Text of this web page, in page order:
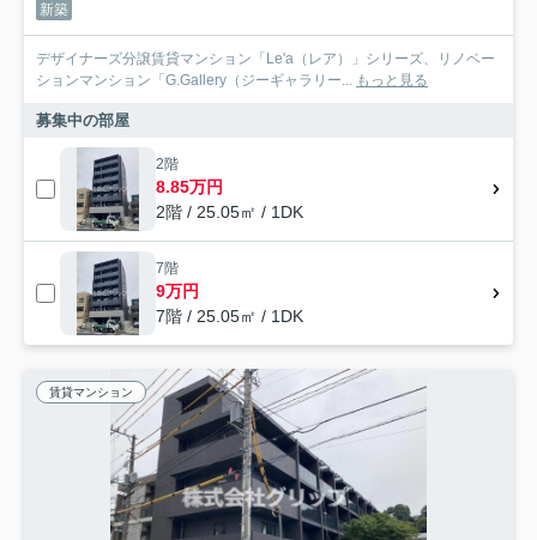
新築
デザイナーズ分譲賃貸マンション「Le'a（レア）」シリーズ、リノベー
ションマンション「G.Gallery（ジーギャラリー... もっと見る
募集中の部屋
2階
8.85万円
2階 / 25.05㎡ / 1DK
7階
9万円
7階 / 25.05㎡ / 1DK
賃貸マンション